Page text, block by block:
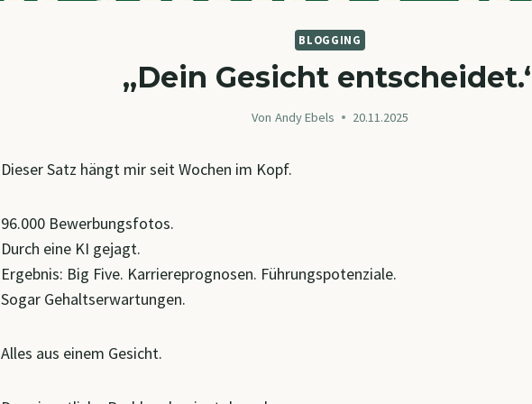
BLOGGING
„Dein Gesicht
Von Andy Ebels 20.11.2025
Dieser Satz hängt mir seit Wochen im Kopf.
96.000 Bewerbungsfotos.
Durch eine KI gejagt.
Ergebnis: Big Five. Karriereprognosen. Führungspotenziale.
Sogar Gehaltserwartungen.
Alles aus einem Gesicht.